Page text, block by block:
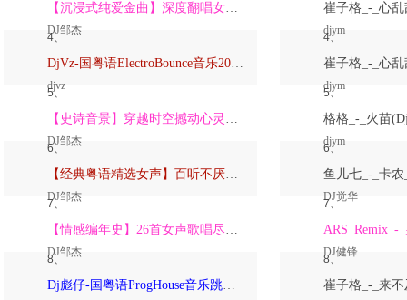
【沉浸式纯爱金曲】深度翻唱女声版【DJ邹杰】_
DJ邹杰
4、
DjVz-国粤语ElectroBounce音乐2026讲不出再见怀旧版蹦迪跳舞大碟
djvz
5、
【史诗音景】穿越时空撼动心灵的管弦乐【DJ邹杰】
DJ邹杰
6、
【经典粤语精选女声】百听不厌深度翻唱版【DJ邹杰】_
DJ邹杰
7、
【情感编年史】26首女声歌唱尽从暗恋到放下的全部【DJ邹杰】
DJ邹杰
8、
Dj彪仔-国粤语ProgHouse音乐跳舞街vs心要让你听见串烧Vol.39
djym
4、
djym
5、
djym
6、
DJ觉华
7、
DJ健锋
8、